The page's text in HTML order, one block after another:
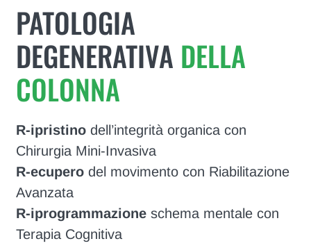
PATOLOGIA
DEGENERATIVA DELLA
COLONNA
R-ipristino dell’integrità organica con
Chirurgia Mini-Invasiva
R-ecupero del movimento con Riabilitazione
Avanzata
R-iprogrammazione schema mentale con
Terapia Cognitiva